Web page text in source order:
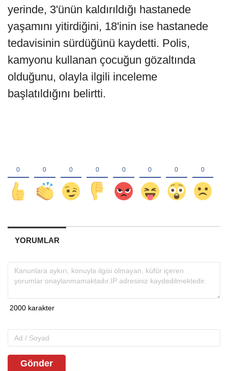
yerinde, 3'ünün kaldırıldığı hastanede
yaşamını yitirdiğini, 18'inin ise hastanede
tedavisinin sürdüğünü kaydetti. Polis,
kamyonu kullanan çocuğun gözaltında
olduğunu, olayla ilgili inceleme
başlatıldığını belirtti.
YORUMLAR
Gönder